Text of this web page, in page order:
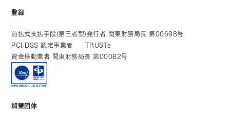
登録
前払式支払手段(第三者型)発行者 関東財務局長 第00698号
PCI DSS 認定事業者
TRUSTe
資金移動業者 関東財務局長 第00082号
加盟団体